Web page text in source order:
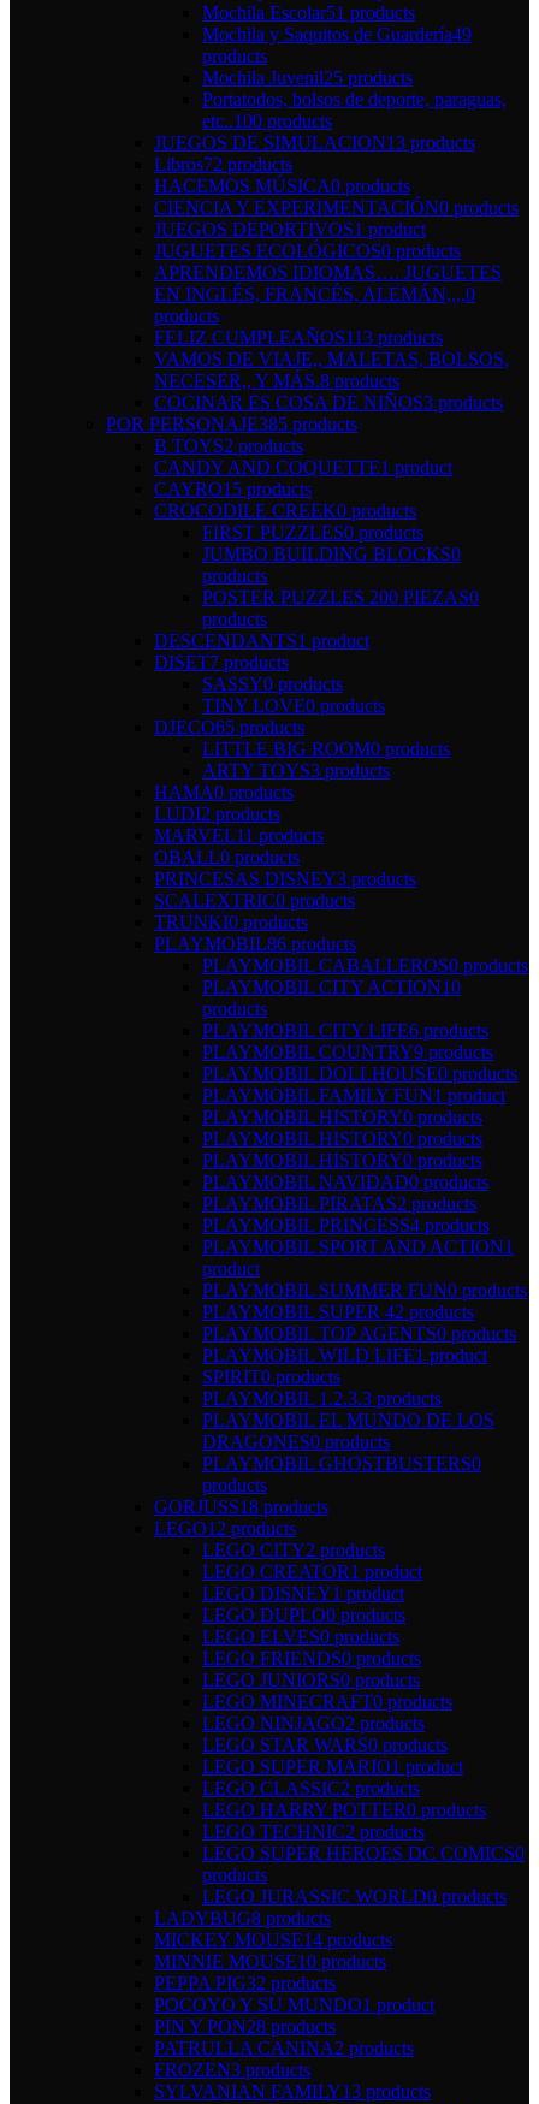
Mochila Escolar51 products
Mochila y Saquitos de Guardería49
products
Mochila Juvenil25 products
Portatodos, bolsos de deporte, paraguas,
etc..100 products
JUEGOS DE SIMULACION13 products
Libros72 products
HACEMOS MÚSICA0 products
CIENCIA Y EXPERIMENTACIÓN0 products
JUEGOS DEPORTIVOS1 product
JUGUETES ECOLÓGICOS0 products
APRENDEMOS IDIOMAS…. JUGUETES
EN INGLÉS, FRANCÉS, ALEMÁN,,,,0
products
FELIZ CUMPLEAÑOS113 products
VAMOS DE VIAJE,, MALETAS, BOLSOS,
NECESER,, Y MÁS.8 products
COCINAR ES COSA DE NIÑOS3 products
POR PERSONAJE385 products
B TOYS2 products
CANDY AND COQUETTE1 product
CAYRO15 products
CROCODILE CREEK0 products
FIRST PUZZLES0 products
JUMBO BUILDING BLOCKS0
products
POSTER PUZZLES 200 PIEZAS0
products
DESCENDANTS1 product
DISET7 products
SASSY0 products
TINY LOVE0 products
DJECO65 products
LITTLE BIG ROOM0 products
ARTY TOYS3 products
HAMA0 products
LUDI2 products
MARVEL11 products
OBALL0 products
PRINCESAS DISNEY3 products
SCALEXTRIC0 products
TRUNKI0 products
PLAYMOBIL86 products
PLAYMOBIL CABALLEROS0 products
PLAYMOBIL CITY ACTION10
products
PLAYMOBIL CITY LIFE6 products
PLAYMOBIL COUNTRY9 products
PLAYMOBIL DOLLHOUSE0 products
PLAYMOBIL FAMILY FUN1 product
PLAYMOBIL HISTORY0 products
PLAYMOBIL HISTORY0 products
PLAYMOBIL HISTORY0 products
PLAYMOBIL NAVIDAD0 products
PLAYMOBIL PIRATAS2 products
PLAYMOBIL PRINCESS4 products
PLAYMOBIL SPORT AND ACTION1
product
PLAYMOBIL SUMMER FUN0 products
PLAYMOBIL SUPER 42 products
PLAYMOBIL TOP AGENTS0 products
PLAYMOBIL WILD LIFE1 product
SPIRIT0 products
PLAYMOBIL 1.2.3.3 products
PLAYMOBIL EL MUNDO DE LOS
DRAGONES0 products
PLAYMOBIL GHOSTBUSTERS0
products
GORJUSS18 products
LEGO12 products
LEGO CITY2 products
LEGO CREATOR1 product
LEGO DISNEY1 product
LEGO DUPLO0 products
LEGO ELVES0 products
LEGO FRIENDS0 products
LEGO JUNIORS0 products
LEGO MINECRAFT0 products
LEGO NINJAGO2 products
LEGO STAR WARS0 products
LEGO SUPER MARIO1 product
LEGO CLASSIC2 products
LEGO HARRY POTTER0 products
LEGO TECHNIC2 products
LEGO SUPER HEROES DC COMICS0
products
LEGO JURASSIC WORLD0 products
LADYBUG8 products
MICKEY MOUSE14 products
MINNIE MOUSE10 products
PEPPA PIG32 products
POCOYO Y SU MUNDO1 product
PIN Y PON28 products
PATRULLA CANINA2 products
FROZEN3 products
SYLVANIAN FAMILY13 products